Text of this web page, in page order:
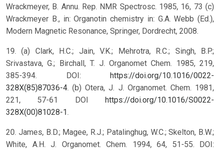
Wrackmeyer, B. Annu. Rep. NMR Spectrosc. 1985, 16, 73 (c)
Wrackmeyer B., in: Organotin chemistry in: G.A. Webb (Ed.),
Modern Magnetic Resonance, Springer, Dordrecht, 2008.
19. (a) Clark, H.C.; Jain, V.K.; Mehrotra, R.C.; Singh, B.P.;
Srivastava, G.; Birchall, T. J. Organomet Chem. 1985, 219,
385-394. DOI: https://doi.org/10.1016/0022-
328X(85)87036-4. (b) Otera, J. J. Organomet. Chem. 1981,
221, 57-61 DOI https://doi.org/10.1016/S0022-
328X(00)81028-1.
20. James, B.D.; Magee, R.J.; Patalinghug, W.C.; Skelton, B.W.;
White, A.H. J. Organomet. Chem. 1994, 64, 51-55. DOI: